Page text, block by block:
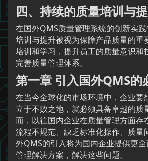
四、持续的质量培训与
在国外QMS质量管理系统的创新实
培训与提升被视为保障产品质量的重
培训和学习，提升员工的质量意识和
完善质量管理体系。
第一章 引入国外QMS的
在当今全球化的市场环境中，企业要
立于不败之地，就必须具备卓越的质
而，以往国内企业在质量管理方面存
流程不规范、缺乏标准化操作、质量
外QMS的引入将为国内企业提供更
管理解决方案，解决这些问题。